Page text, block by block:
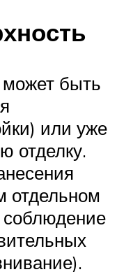
может быть
или уже
отделку.
отдельном
соблюдение